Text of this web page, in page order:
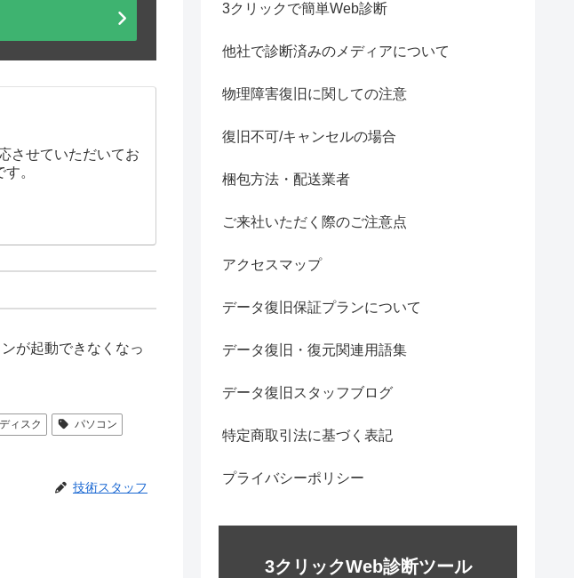
させていただいてお
。
が起動できなくなっ
ィスク
パソコン
技術スタッフ
3クリックで簡単Web診断
他社で診断済みのメディアについて
物理障害復旧に関しての注意
復旧不可/キャンセルの場合
梱包方法・配送業者
ご来社いただく際のご注意点
アクセスマップ
データ復旧保証プランについて
データ復旧・復元関連用語集
データ復旧スタッフブログ
特定商取引法に基づく表記
プライバシーポリシー
3クリックWeb診断ツール